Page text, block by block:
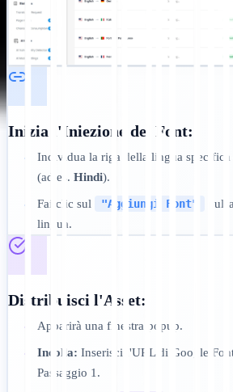
Inizia l'Iniezione del Font:
•
Individua la riga della lingua
(ad es. Hindi).
• Fai clic sul "Aggiungi Font"
lingua.
Distribuisci l'Asset:
• Apparirà una finestra popup.
• Incolla: Inserisci l'URL di Google
Passaggio 1.